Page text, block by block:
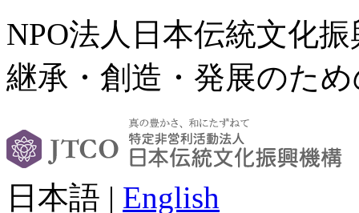
NPO法人日本伝統文化
継承・創造・発展のた
日本語 | English